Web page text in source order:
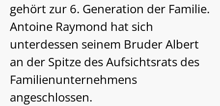
gehört zur 6. Generation der Familie.
Antoine Raymond hat sich
unterdessen seinem Bruder Albert
an der Spitze des Aufsichtsrats des
Familienunternehmens
angeschlossen.